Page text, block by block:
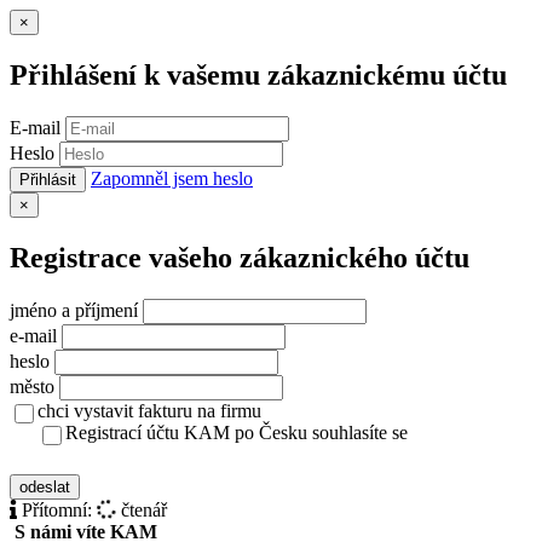
×
Přihlášení k vašemu zákaznickému účtu
E-mail
Heslo
Přihlásit Zapomněl jsem heslo
×
Registrace vašeho zákaznického účtu
jméno a příjmení
e-mail
heslo
město
chci vystavit fakturu na firmu
Registrací účtu KAM po Česku souhlasíte se
odeslat
Přítomní:
čtenář
S námi víte KAM